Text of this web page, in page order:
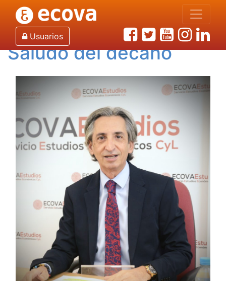
Usuarios
Inicio ¿Qué es ECOVA? Saludo del decano
Saludo del decano